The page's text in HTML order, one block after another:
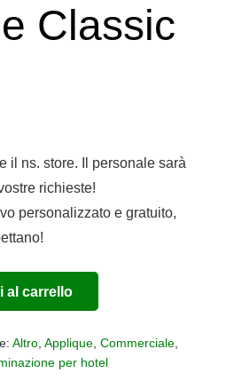
Classic
il ns. store. Il personale sarà
richieste!
personalizzato e gratuito,
al carrello
Altro, Applique, Commerciale,
per hotel